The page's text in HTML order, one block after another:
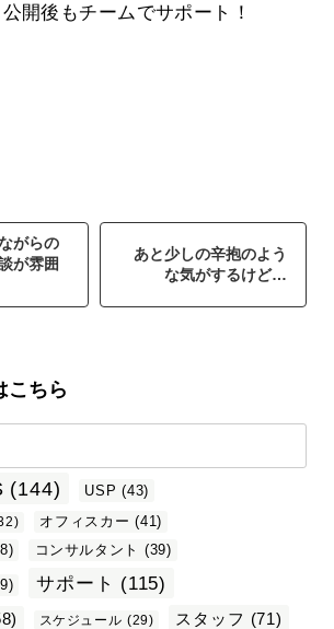
開後もチームでサポート！
がらの
が雰囲
あと少しの辛抱のよう
な気がするけど…
こちら
(144) USP (43)
オフィスカー (41)
コンサルタント (39)
サポート (115)
スケジュール (29) スタッフ (71)